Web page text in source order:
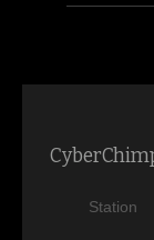
Station